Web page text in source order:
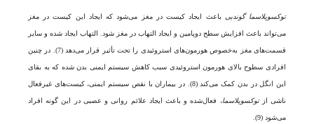
توکسوپلاسما گوندیی باعث ایجاد کیست در مغز می‌شود که ایجاد این کیست در مغز
می‌تواند باعث افزایش سطح دوپامین و ایجاد التهاب در مغز شود. التهاب ایجاد‌ شده و سایر
قسمت‌های مغز به‌خصوص هورمون‌های استروئیدی را تحت تأثیر قرار می‌دهد (7). در چنین
افرادی سطوح بالای هورمون استروئیدی سبب کاهش سیستم ایمنی بدن شده که به بقای
این انگل در بدن کمک می‌کند (8). در بیماران با نقص سیستم ایمنی، کیست‌های غیرفعال
ناشی ازتوکسوپلاسما، فعال‌شده و باعث ایجاد علائم روانی و عصبی در این‌ گونه افراد
می‌شود (9).